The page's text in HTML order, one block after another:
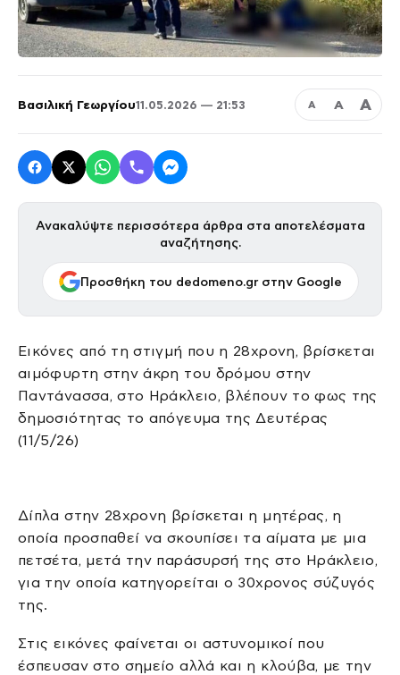
Βασιλική Γεωργίου11.05.2026 — 21:53 Α Α Α
Ανακαλύψτε περισσότερα άρθρα στα αποτελέσματα
αναζήτησης.
Προσθήκη του dedomeno.gr στην Google
Εικόνες από τη στιγμή που η 28χρονη, βρίσκεται
αιμόφυρτη στην άκρη του δρόμου στην
Παντάνασσα, στο Ηράκλειο, βλέπουν το φως της
δημοσιότητας το απόγευμα της Δευτέρας
(11/5/26)
Δίπλα στην 28χρονη βρίσκεται η μητέρας, η
οποία προσπαθεί να σκουπίσει τα αίματα με μια
πετσέτα, μετά την παράσυρσή της στο Ηράκλειο,
για την οποία κατηγορείται ο 30χρονος σύζυγός
της.
Στις εικόνες φαίνεται οι αστυνομικοί που
έσπευσαν στο σημείο αλλά και η κλούβα, με την